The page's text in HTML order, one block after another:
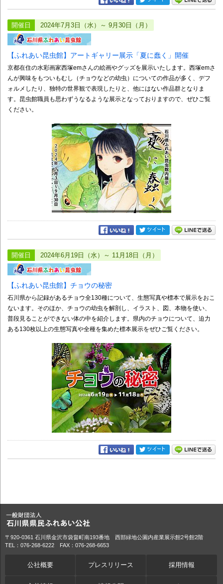
開催日 2024年7月3日（水）～ 9月30日（月）
【ふれあい昆虫館】アートギャリー展示「夏に蠢く」開催
京都在住の水彩画家西塚emさんの絵画やグッズを展示いたします。西塚emさ
んが興味をもついもむし（チョウなどの幼虫）についての作品が多く、デフ
ォルメしたり、独特の世界観で表現したりと、他にはない作品群となりま
す。昆虫館職員も思わずうなるような展示となっておりますので、ぜひご覧
ください。
開催日 2024年6月19日（水）～ 11月18日（月）
【ふれあい昆虫館】チョウの秘密
石川県から記録があるチョウ全130種について、生態写真や標本で展示をおこ
ないます。そのほか、チョウの幼虫を解剖し、イラスト、図、本物を使い、
普段見ることができない体の中を紹介します。県内のチョウについて、迫力
ある130枚以上の生態写真や全種を集めた標本展示をぜひご覧ください。
〒920-0361 石川県金沢市袋畠町南193番地 西部緑地公園内産業展示館2号館2階
TEL：076-268-6222 FAX：076-268-6653
公社概要 プレスリリース 採用情報